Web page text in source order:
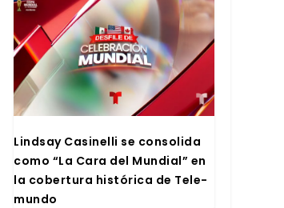
Lind­say Casi­ne­lli se con­so­li­da
como “La Cara del Mun­dial” en
la cober­tu­ra his­tó­ri­ca de Tele­
mun­do